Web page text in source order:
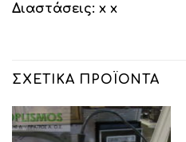
Διαστάσεις: x x
ΣΧΕΤΙΚΆ ΠΡΟΪΌΝΤΑ